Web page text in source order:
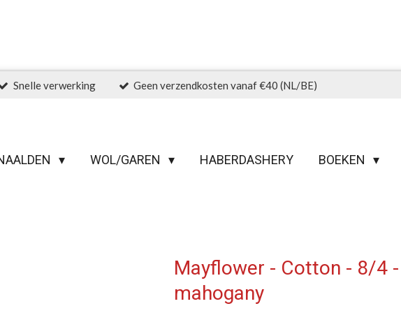
Snelle verwerking Geen verzendkosten vanaf €40 (NL/BE)
WOL/GAREN HABERDASHERY BOEKEN
Mayflower - Cotton - 8/4
mahogany